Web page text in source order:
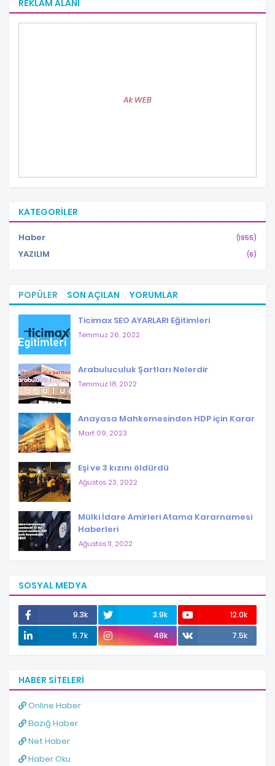
REKLAM ALANI
Ak WEB
KATEGORILER
Haber (1955)
YAZILIM (6)
POPÜLER SON AÇILAN YORUMLAR
Ticimax SEO AYARLARI Eğitimleri
Temmuz 26, 2022
Arabuluculuk Şartları Nelerdir
Temmuz 18, 2022
Anayasa Mahkemesinden HDP için Karar
Mart 09, 2023
Eşi ve 3 kızını öldürdü
Ağustos 23, 2022
Mülki İdare Amirleri Atama Kararnamesi
Haberleri
Ağustos 11, 2022
SOSYAL MEDYA
9.3k 3.9k
12.0k
5.7k
48k 7.5k
HABER SITELERI
Online Haber
Elazığ Haber
Net Haber
Haber Oku